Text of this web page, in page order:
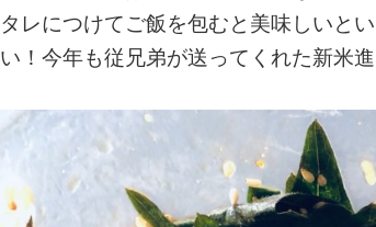
タレにつけてご飯を包むと美味しいと
い！今年も従兄弟が送ってくれた新米